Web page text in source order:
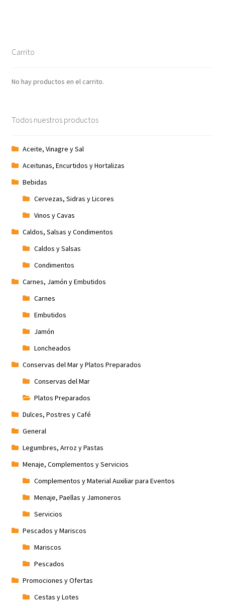
Carrito
No hay productos en el carrito.
Todos nuestros productos
Aceite, Vinagre y Sal
Aceitunas, Encurtidos y Hortalizas
Bebidas
Cervezas, Sidras y Licores
Vinos y Cavas
Caldos, Salsas y Condimentos
Caldos y Salsas
Condimentos
Carnes, Jamón y Embutidos
Carnes
Embutidos
Jamón
Loncheados
Conservas del Mar y Platos Preparados
Conservas del Mar
Platos Preparados
Dulces, Postres y Café
General
Legumbres, Arroz y Pastas
Menaje, Complementos y Servicios
Complementos y Material Auxiliar para Eventos
Menaje, Paellas y Jamoneros
Servicios
Pescados y Mariscos
Mariscos
Pescados
Promociones y Ofertas
Cestas y Lotes